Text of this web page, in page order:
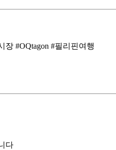
#OQtagon #필리핀여행
다